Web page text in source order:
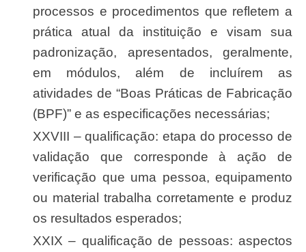
processos e procedimentos que refletem a
prática atual da instituição e visam sua
padronização, apresentados, geralmente,
em módulos, além de incluírem as
atividades de “Boas Práticas de Fabricação
(BPF)” e as especificações necessárias;
XXVIII – qualificação: etapa do processo de
validação que corresponde à ação de
verificação que uma pessoa, equipamento
ou material trabalha corretamente e produz
os resultados esperados;
XXIX – qualificação de pessoas: aspectos